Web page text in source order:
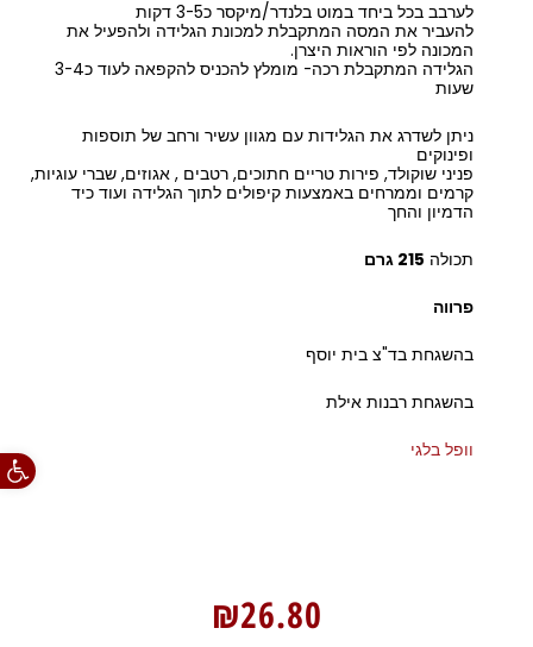
פתח
לערבב בכל ביחד במוט בלנדר/מיקסר כ3-5 דקות
להעביר את המסה המתקבלת למכונת הגלידה ולהפעיל את
המכונה לפי הוראות היצרן.
הגלידה המתקבלת רכה- מומלץ להכניס להקפאה לעוד כ3-4
שעות
ניתן לשדרג את הגלידות עם מגוון עשיר ורחב של תוספות
ופינוקים
פניני שוקולד, פירות טריים חתוכים, רטבים , אגוזים, שברי עוגיות,
קרמים וממרחים באמצעות קיפולים לתוך הגלידה ועוד כיד
הדמיון והחך
תכולה 215 גרם
פרווה
בהשגחת בד"צ בית יוסף
בהשגחת רבנות אילת
וופל בלגי
₪26.80